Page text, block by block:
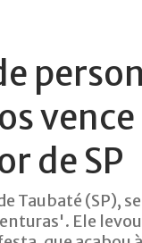
de SP
Taubaté (SP),
Ele